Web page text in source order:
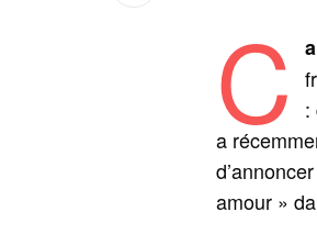
C
:
a
amour »